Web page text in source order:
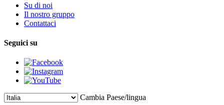
Su di noi
Il nostro gruppo
Contattaci
Seguici su
Cambia Paese/lingua